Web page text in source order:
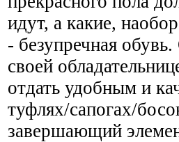
идут, а какие,
- безупречная
своей
отдать удобным и
туфлях/сапогах/
завершающий